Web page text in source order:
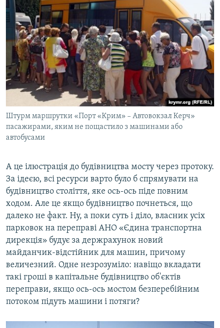
Штурм маршрутки «Порт «Крим» – Автовокзал Керч»
пасажирами, яким не пощастило з машинами або
автобусами
А це ілюстрація до будівництва мосту через протоку.
За ідеєю, всі ресурси варто було б спрямувати на
будівництво століття, яке ось-ось піде повним
ходом. Але це якщо будівництво почнеться, що
далеко не факт. Ну, а поки суть і діло, власник усіх
парковок на переправі АНО «Єдина транспортна
дирекція» будує за держрахунок новий
майданчик-відстійник для машин, причому
величезний. Одне незрозуміло: навіщо вкладати
такі гроші в капітальне будівництво об'єктів
переправи, якщо ось-ось мостом безперебійним
потоком підуть машини і потяги?